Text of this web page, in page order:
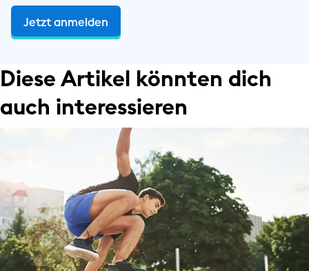
Jetzt anmelden
Diese Artikel könnten dich
auch interessieren